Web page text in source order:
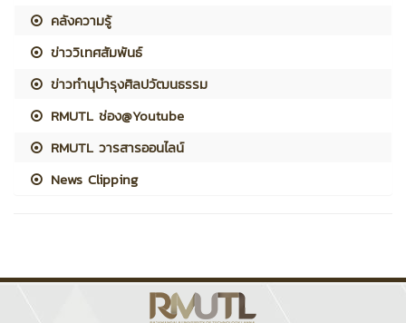
คลังความรู้
ข่าววิเทศสัมพันธ์
ข่าวทำนุบำรุงศิลปวัฒนธรรม
RMUTL ช่อง@Youtube
RMUTL วารสารออนไลน์
News Clipping